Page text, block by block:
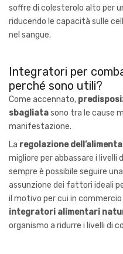
soffre di colesterolo alto per
riducendo le capacità sulle
nel sangue.
Integratori per
perché sono utili?
Come accennato,
sbagliatasono tra le cause
manifestazione.
La regolazione
migliore per abbassare i livelli
sempre è possibile seguire
assunzione dei fattori ideali
il motivo per cui in
integratori alimentari
organismo a ridurre i livelli di